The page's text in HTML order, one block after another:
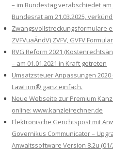
– im Bundestag verabschiedet am
Bundesrat am 21.03.2025,
Zwangsvollstreckungsformulare
ZVFVuaÄndV) ZVFV, GVFV
RVG Reform 2021
– am 01.01.2021 in Kraft getreten
Umsatzsteuer Anpassungen
LawFirm® ganz einfach.
Neue Webseite zur Premium
online: www.kanzleirechner.de
Elektronische Gerichtspost mit
Governikus Communicator –
Anwaltssoftware Version 8.2u (01/